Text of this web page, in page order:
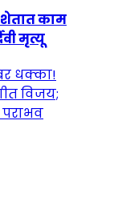
शेतात काम
मृत्यू